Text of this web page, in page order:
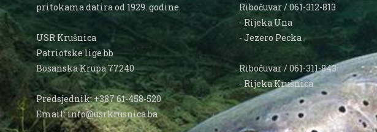
pritokama datira od 1929. godine.
USR Krušnica
Patriotske lige bb
Bosanska Krupa 77240
Predsjednik: +387 61-458-520
Email: info@usrkrusnica.ba
Ribočuvar / 061-312-813
- Rijeka Una
- Jezero Pecka
Ribočuvar / 061-311-843
- Rijeka Krušnica